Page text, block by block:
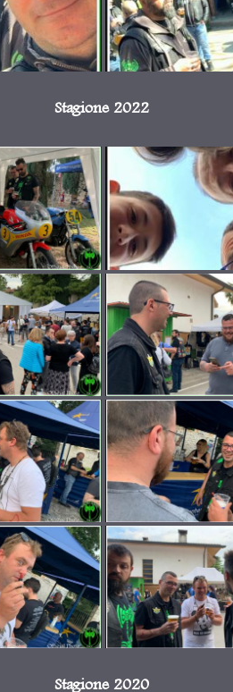
Stagione 2022
Stagione 2020